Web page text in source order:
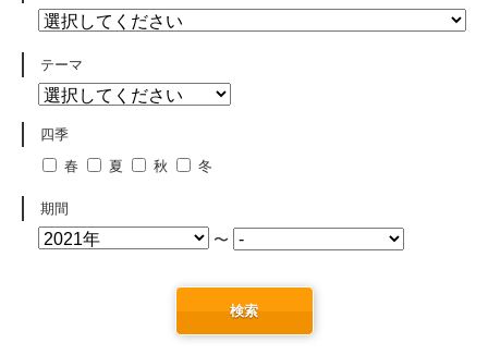
テーマ
四季
春
夏 秋 冬
期間
〜
検索